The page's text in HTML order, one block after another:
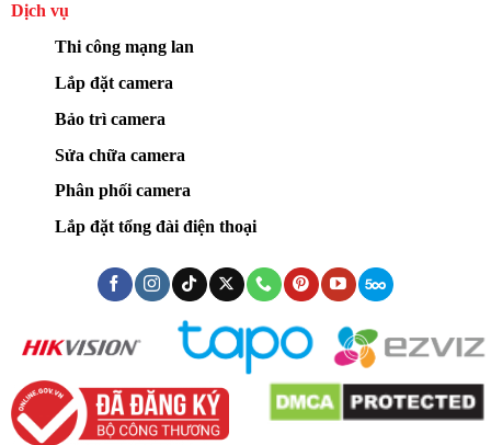
Dịch vụ
Thi công mạng lan
Lắp đặt camera
Bảo trì camera
Sửa chữa camera
Phân phối camera
Lắp đặt tổng đài điện thoại